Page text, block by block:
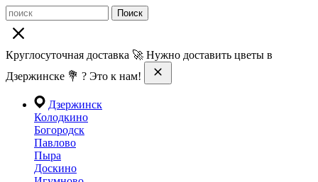
Поиск
Круглосуточная доставка 🚀 Нужно доставить цветы в
Дзержинске 💐 ? Это к нам!
Дзержинск
Колодкино
Богородск
Павлово
Пыра
Доскино